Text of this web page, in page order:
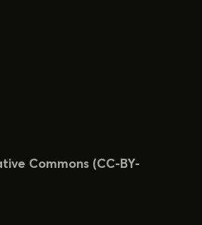
Commons (CC-BY-